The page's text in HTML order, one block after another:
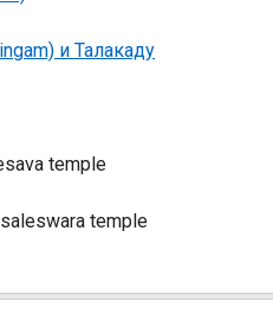
и Талакаду
temple
temple